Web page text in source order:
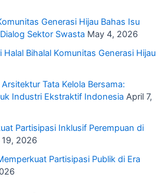
Generasi Hijau Bahas Isu
Sektor Swasta May 4, 2026
Bihalal Komunitas Generasi Hijau
Tata Kelola Bersama:
Industri Ekstraktif Indonesia April 7,
Partisipasi Inklusif Perempuan di
19, 2026
Partisipasi Publik di Era